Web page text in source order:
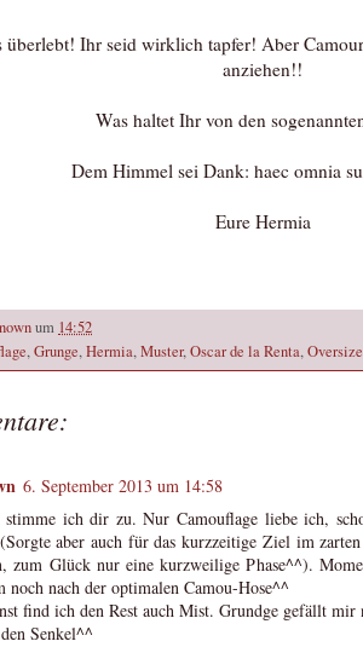
überlebt! Ihr seid wirklich tapfer! Aber
anziehen!!
Was haltet Ihr von den
Dem Himmel sei Dank: haec omnia
Eure Hermia
um 14:52
,Grunge,Hermia,Muster,Oscar de la Renta,Oversize
6. September 2013 um 14:58
ich dir zu. Nur Camouflage liebe ich,
aber auch für das kurzzeitige Ziel im
zum Glück nur eine kurzweilige Phase^^).
noch nach der optimalen Camou-Hose^^
find ich den Rest auch Mist. Grundge gefällt
Senkel^^